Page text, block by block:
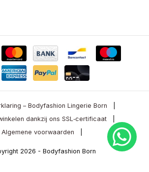
– Bodyfashion Lingerie Born
dankzij ons SSL‑certificaat
Algemene voorwaarden
2026 - Bodyfashion Born